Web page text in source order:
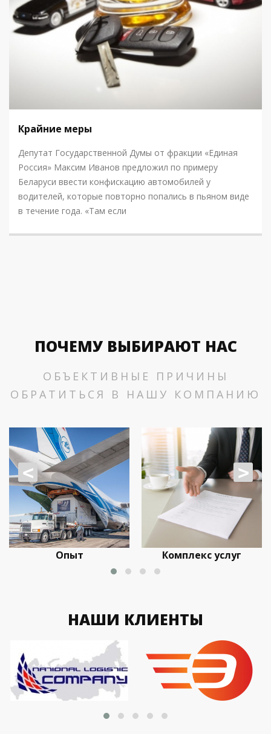
Крайние меры
Депутат Государственной Думы от фракции «Единая
Россия» Максим Иванов предложил по примеру
Беларуси ввести конфискацию автомобилей у
водителей, которые повторно попались в пьяном виде
в течение года. «Там если
ПОЧЕМУ ВЫБИРАЮТ НАС
ОБЪЕКТИВНЫЕ ПРИЧИНЫ
ОБРАТИТЬСЯ В НАШУ КОМПАНИЮ
Опыт Комплекс услуг
< >
НАШИ КЛИЕНТЫ